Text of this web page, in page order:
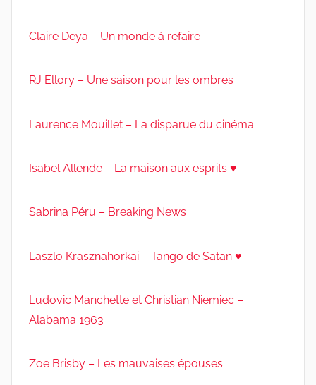
.
Claire Deya – Un monde à refaire
.
RJ Ellory – Une saison pour les ombres
.
Laurence Mouillet – La disparue du cinéma
.
Isabel Allende – La maison aux esprits ♥
.
Sabrina Péru – Breaking News
.
Laszlo Krasznahorkai – Tango de Satan ♥
.
Ludovic Manchette et Christian Niemiec –
Alabama 1963
.
Zoe Brisby – Les mauvaises épouses